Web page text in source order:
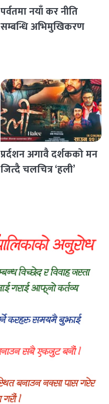
पर्वतमा नयाँ कर नीति
सम्बन्धि अभिमुखिकरण
प्रर्दशन अगावै दर्शकको मन
जित्दै चलचित्र ‘हली’